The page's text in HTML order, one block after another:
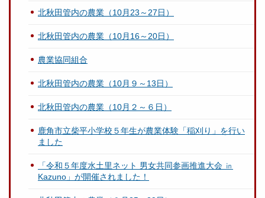
北秋田管内の農業（10月23～27日）
北秋田管内の農業（10月16～20日）
農業協同組合
北秋田管内の農業（10月９～13日）
北秋田管内の農業（10月２～６日）
鹿角市立柴平小学校５年生が農業体験「稲刈り」を行い
ました
「令和５年度水土里ネット 男女共同参画推進大会 ㏌
Kazuno」が開催されました！